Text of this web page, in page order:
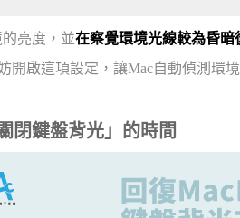
的亮度，並在察覺環境光線較為昏
開啟這項設定，讓Mac自動偵測環
閉鍵盤背光」的時間